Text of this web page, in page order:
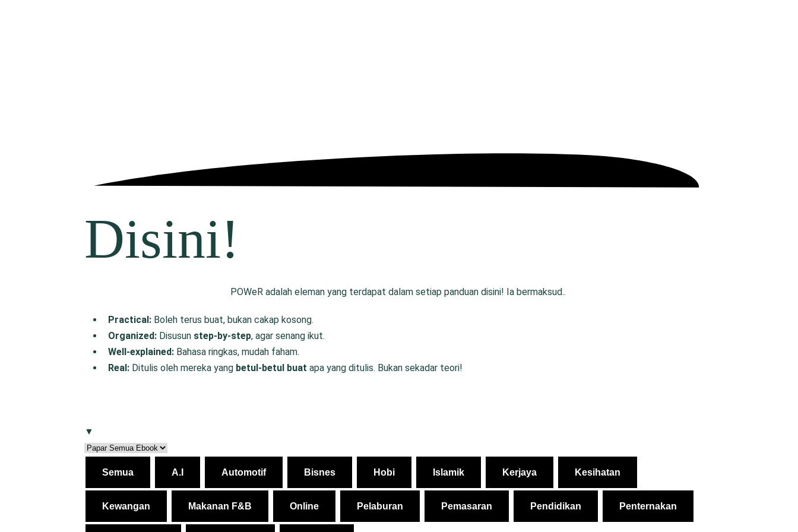
Disini!
POWeR adalah eleman yang terdapat dalam setiap panduan disini! Ia bermaksud..
Practical: Boleh terus buat, bukan cakap kosong.
Organized: Disusun step-by-step, agar senang ikut.
Well-explained: Bahasa ringkas, mudah faham.
Real: Ditulis oleh mereka yang betul-betul buat apa yang ditulis. Bukan sekadar teori!
▼
Semua A.I Automotif Bisnes Hobi Islamik Kerjaya Kesihatan
Kewangan Makanan F&B Online Pelaburan Pemasaran Pendidikan Penternakan